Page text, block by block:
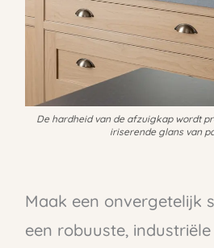
De hardheid van de afzuigkap wordt
iriserende glans van
Maak een onvergetelijk
een robuuste,